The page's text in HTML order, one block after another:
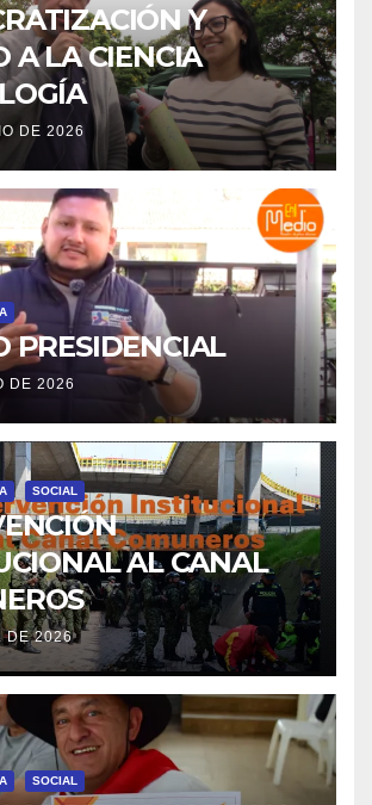
Y
A LA CIENCIA
DE 2026
PRESIDENCIAL
DE 2026
SOCIAL
AL CANAL
DE 2026
SOCIAL